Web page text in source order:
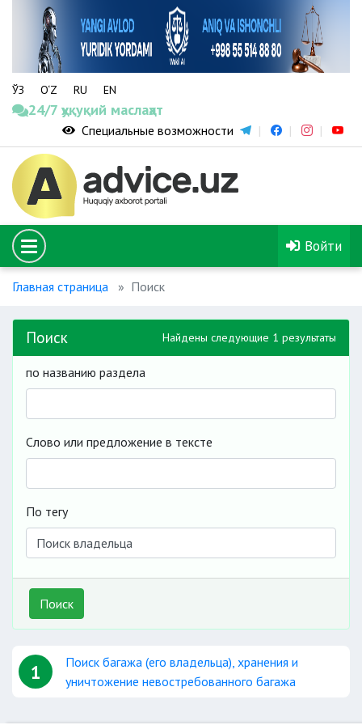
ЎЗ O‘Z RU EN
24/7 ҳуқуқий маслаҳат
Специальные возможности
Войти
Главная страница Поиск
Поиск Найдены следующие 1 результаты
по названию раздела
Слово или предложение в тексте
По тегу
Поиск
1
Поиск багажа (его владельца), хранения и
уничтожение невостребованного багажа